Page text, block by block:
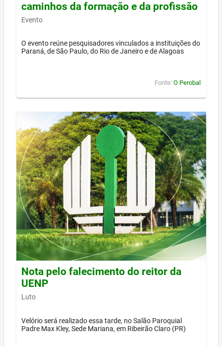
caminhos da formação e da profissão
Evento
O evento reúne pesquisadores vinculados a instituições do
Paraná, de São Paulo, do Rio de Janeiro e de Alagoas
Fonte: O Perobal
Nota pelo falecimento do reitor da
UENP
Luto
Velório será realizado essa tarde, no Salão Paroquial
Padre Max Kley, Sede Mariana, em Ribeirão Claro (PR)